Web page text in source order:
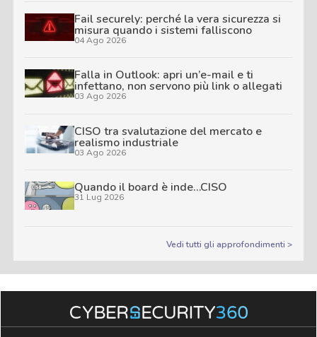
Fail securely: perché la vera sicurezza si
misura quando i sistemi falliscono
04 Ago 2026
Falla in Outlook: apri un’e-mail e ti
infettano, non servono più link o allegati
03 Ago 2026
CISO tra svalutazione del mercato e
realismo industriale
03 Ago 2026
Quando il board è inde…CISO
31 Lug 2026
Vedi tutti gli approfondimenti >